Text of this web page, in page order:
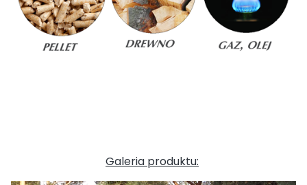
Galeria produktu: